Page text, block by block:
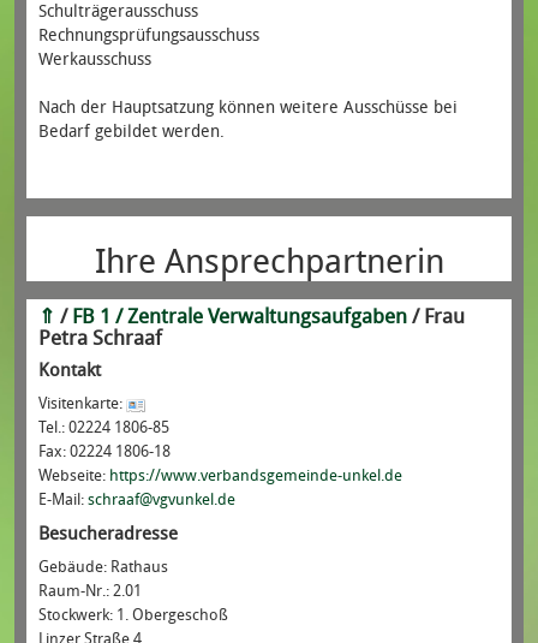
Schulträgerausschuss
Rechnungsprüfungsausschuss
Werkausschuss
Nach der Hauptsatzung können weitere Ausschüsse bei
Bedarf gebildet werden.
Ihre Ansprechpartnerin
⇑/ FB 1 / Zentrale Verwaltungsaufgaben / Frau
Petra Schraaf
Kontakt
Visitenkarte:
Tel.:02224 1806-85
Fax:02224 1806-18
Webseite: https://www.verbandsgemeinde-unkel.de
E-Mail:schraaf@vgvunkel.de
Besucheradresse
Gebäude: Rathaus
Raum-Nr.: 2.01
Stockwerk: 1. Obergeschoß
Linzer Straße 4